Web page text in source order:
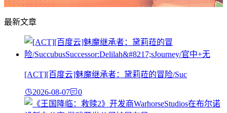
最新文章
[ACT][百度云]魅魔继承者：黛莉菈的冒险/Suc
2026-08-07 0